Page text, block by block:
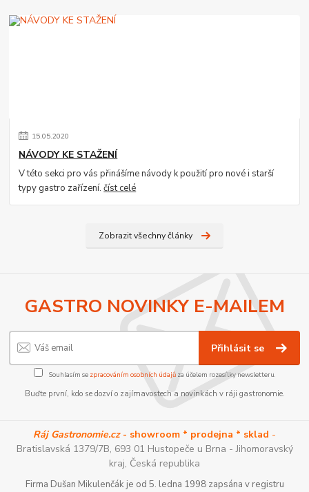
15.05.2020
NÁVODY KE STAŽENÍ
V této sekci pro vás přinášíme návody k použití pro nové i starší
typy gastro zařízení.číst celé
Zobrazit všechny články
GASTRO NOVINKY E-MAILEM
Přihlásit se
Souhlasím se zpracováním osobních údajůza účelem rozesílky newsletteru.
Buďte první, kdo se dozví o zajímavostech a novinkách v ráji gastronomie.
Ráj Gastronomie.cz- showroom * prodejna * sklad -
Bratislavská 1379/7B, 693 01 Hustopeče u Brna - Jihomoravský
kraj, Česká republika
Firma Dušan Mikulenčák je od 5. ledna 1998 zapsána v registru